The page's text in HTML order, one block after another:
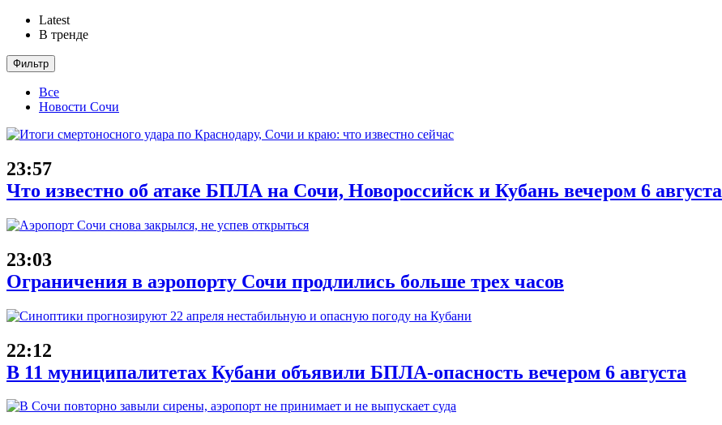
Latest
В тренде
Фильтр
Все
Новости Сочи
23:57
Что известно об атаке БПЛА на Сочи, Новороссийск и Кубань вечером 6 августа
23:03
Ограничения в аэропорту Сочи продлились больше трех часов
22:12
В 11 муниципалитетах Кубани объявили БПЛА-опасность вечером 6 августа